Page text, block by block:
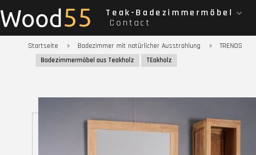
Teak-Badezimmermöbel
Contact
Startseite Badezimmer mit natürlicher Ausstrahlung TRENDS
Badezimmermöbel aus Teakholz TEakholz